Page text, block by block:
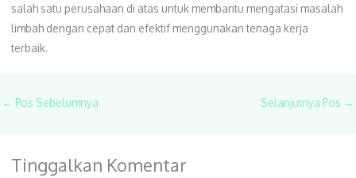
salah satu perusahaan di atas untuk membantu mengatasi masalah
limbah dengan cepat dan efektif menggunakan tenaga kerja
terbaik.
← Pos Sebelumnya Selanjutnya Pos →
Tinggalkan Komentar